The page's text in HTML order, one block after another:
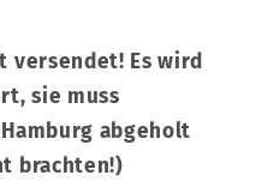
versendet! Es wird
sie muss
abgeholt
brachten!)